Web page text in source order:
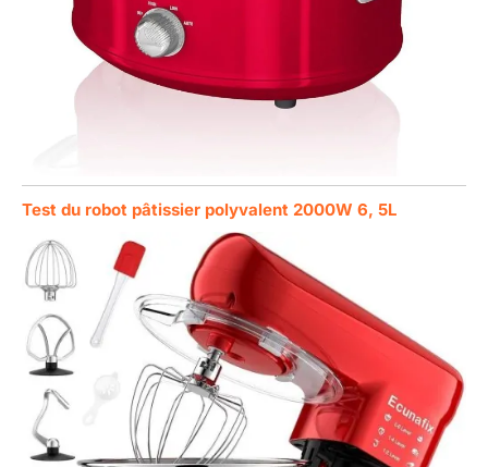
Test du robot pâtissier polyvalent 2000W 6, 5L